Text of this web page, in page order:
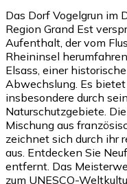
Das Dorf Vogelgrun im
Region Grand Est
Aufenthalt, der vom
Rheininsel
Elsass, einer
Abwechslung. Es
insbesondere durch
Naturschutzgebiete.
Mischung aus
zeichnet sich durch ihr
aus. Entdecken Sie
entfernt. Das
zum UNESCO-